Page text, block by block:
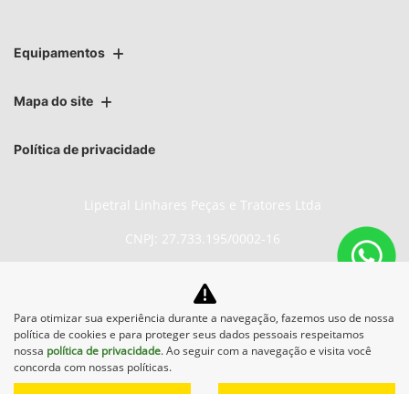
Equipamentos
Mapa do site
Política de privacidade
Lipetral Linhares Peças e Tratores Ltda
CNPJ: 27.733.195/0002-16
No trânsito, enxergar o outro
salva vidas.
Para otimizar sua experiência durante a navegação, fazemos uso de nossa
política de cookies e para proteger seus dados pessoais respeitamos
nossa política de privacidade. Ao seguir com a navegação e visita você
concorda com nossas políticas.